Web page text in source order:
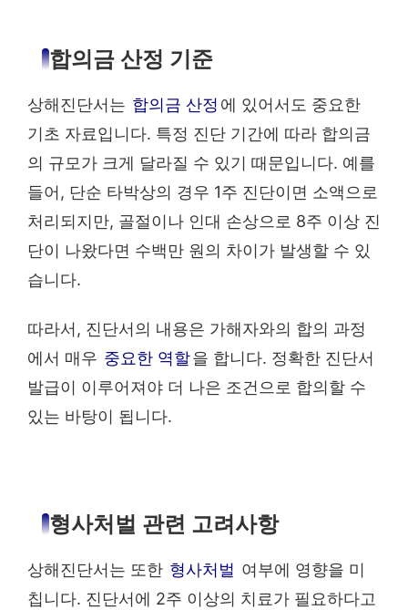
합의금 산정 기준
상해진단서는 합의금 산정 에 있어서도 중요한
기초 자료입니다. 특정 진단 기간에 따라 합의금
의 규모가 크게 달라질 수 있기 때문입니다. 예를
들어, 단순 타박상의 경우 1주 진단이면 소액으로
처리되지만, 골절이나 인대 손상으로 8주 이상 진
단이 나왔다면 수백만 원의 차이가 발생할 수 있
습니다.
따라서, 진단서의 내용은 가해자와의 합의 과정
에서 매우 중요한 역할을 합니다. 정확한 진단서
발급이 이루어져야 더 나은 조건으로 합의할 수
있는 바탕이 됩니다.
형사처벌 관련 고려사항
상해진단서는 또한 형사처벌 여부에 영향을 미
칩니다. 진단서에 2주 이상의 치료가 필요하다고